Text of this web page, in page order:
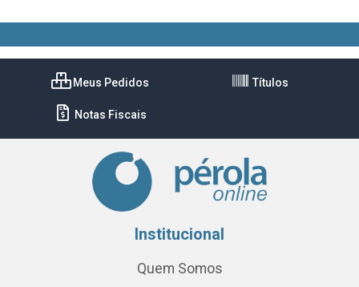
Meus Pedidos Títulos
Notas Fiscais
Institucional
Quem Somos